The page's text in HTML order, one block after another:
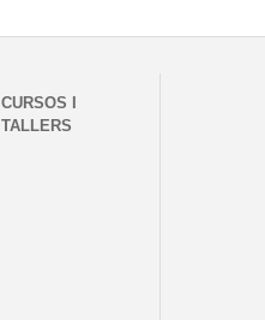
CURSOS I
TALLERS